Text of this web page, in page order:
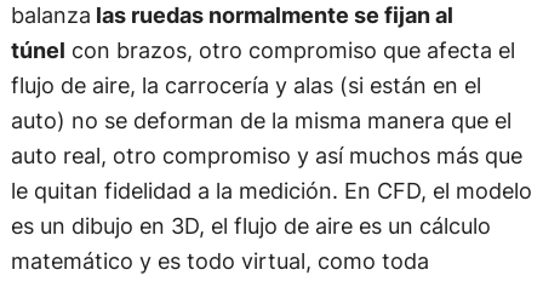
balanza las ruedas normalmente se fijan al
túnel con brazos, otro compromiso que afecta el
flujo de aire, la carrocería y alas (si están en el
auto) no se deforman de la misma manera que el
auto real, otro compromiso y así muchos más que
le quitan fidelidad a la medición. En CFD, el modelo
es un dibujo en 3D, el flujo de aire es un cálculo
matemático y es todo virtual, como toda